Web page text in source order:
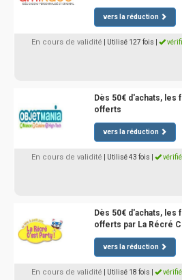
vers la réduction
En cours de validité | Utilisé 127 fois
Dès 50€ d'achats, les
offerts
vers la réduction
En cours de validité | Utilisé 43 fois vérifié
Dès 50€ d'achats, les
offerts par La Récré
vers la réduction
En cours de validité | Utilisé 18 fois vérifié